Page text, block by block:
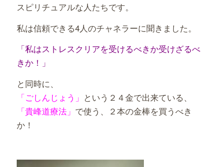
スピリチュアルな人たちです。
私は信頼できる4人のチャネラーに聞きました。
「私はストレスクリアを受けるべきか受けざるべ
きか！」
と同時に、
「ごしんじょう」 という２４金で出来ている、
「貴峰道療法」 で使う、２本の金棒を買うべき
か！